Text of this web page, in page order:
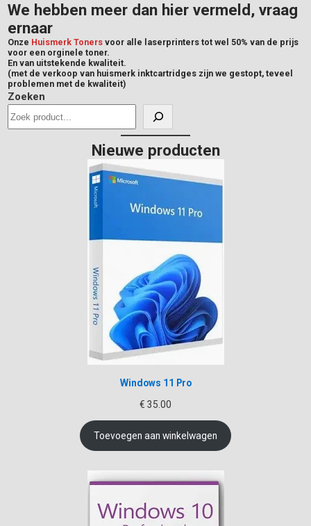
We hebben meer dan hier vermeld, vraag
ernaar
Onze Huismerk Toners voor alle laserprinters tot wel 50% van de prijs
voor een orginele toner.
En van uitstekende kwaliteit.
(met de verkoop van huismerk inktcartridges zijn we gestopt, teveel
problemen met de kwaliteit)
Zoeken
Nieuwe producten
Windows 11 Pro
€ 35.00
Toevoegen aan winkelwagen